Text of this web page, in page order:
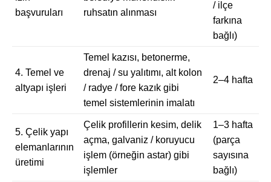
başvuruları
ruhsatın alınması
/ ilçe
farkına
bağlı)
4. Temel ve
altyapı işleri
Temel kazısı, betonerme,
drenaj / su yalıtımı, alt kolon
/ radye / fore kazık gibi
temel sistemlerinin imalatı
2–4 hafta
5. Çelik yapı
elemanlarının
üretimi
Çelik profillerin kesim, delik
açma, galvaniz / koruyucu
işlem (örneğin astar) gibi
işlemler
1–3 hafta
(parça
sayısına
bağlı)